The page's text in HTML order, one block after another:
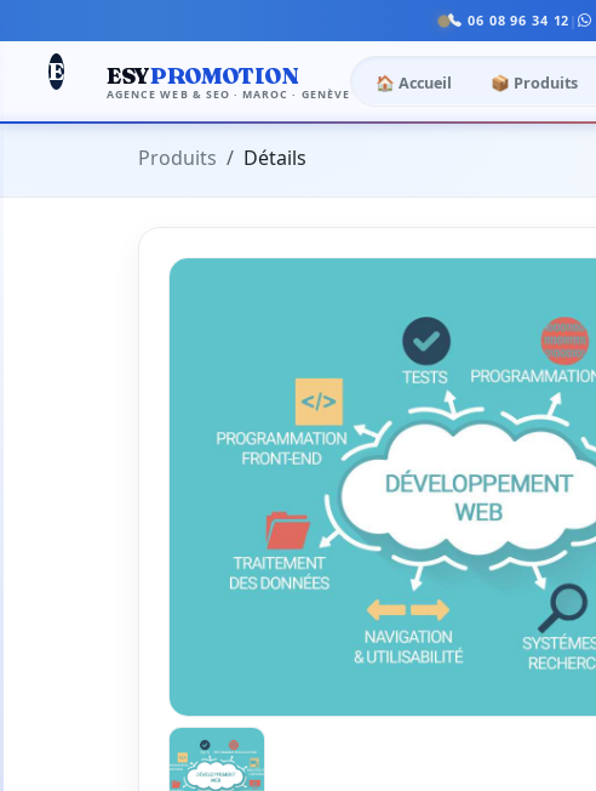
06 08 96 34 12 |
E ESYPROMOTION
AGENCE WEB & SEO · MAROC · GENÈVE
🏠 Accueil 📦 Produits
Produits Détails